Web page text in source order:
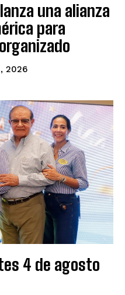
una alianza
para
2026
4 de agosto